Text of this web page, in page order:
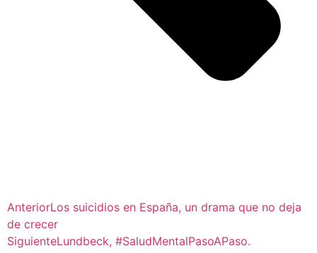
AnteriorLos suicidios en España, un drama que no deja
de crecer
SiguienteLundbeck, #SaludMentalPasoAPaso.